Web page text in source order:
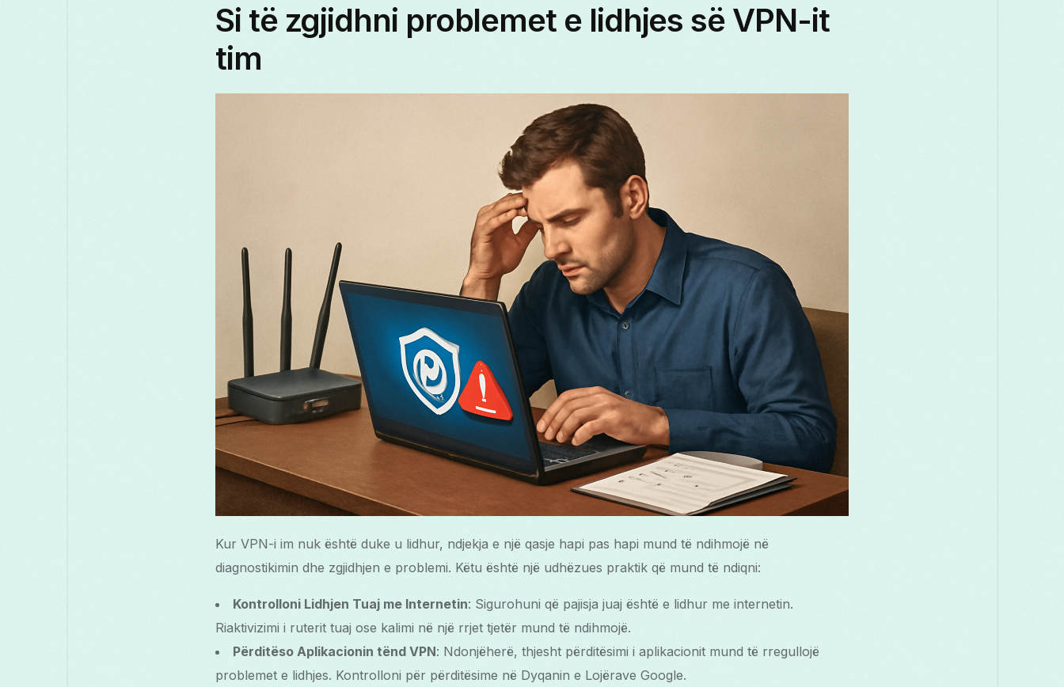
Si të zgjidhni problemet e lidhjes së VPN-it
tim
Kur VPN-i im nuk është duke u lidhur, ndjekja e një qasje hapi pas hapi mund të ndihmojë në
diagnostikimin dhe zgjidhjen e problemi. Këtu është një udhëzues praktik që mund të ndiqni:
Kontrolloni Lidhjen Tuaj me Internetin: Sigurohuni që pajisja juaj është e lidhur me internetin.
Riaktivizimi i ruterit tuaj ose kalimi në një rrjet tjetër mund të ndihmojë.
Përditëso Aplikacionin tënd VPN: Ndonjëherë, thjesht përditësimi i aplikacionit mund të rregullojë
problemet e lidhjes. Kontrolloni për përditësime në Dyqanin e Lojërave Google.